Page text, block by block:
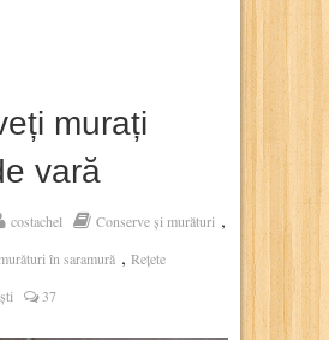
murați
vară
costachel Conserve și murături ,
în saramură , Rețete
37